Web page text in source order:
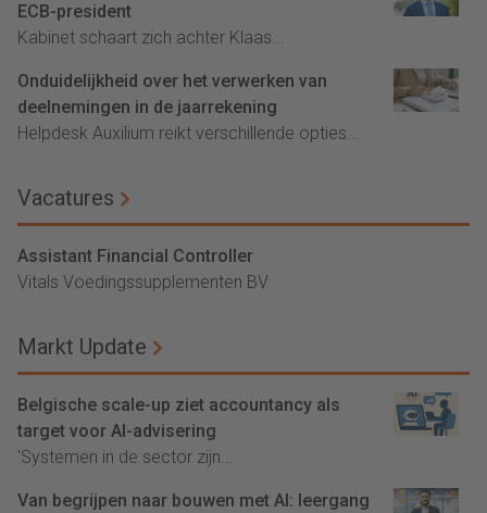
ECB-president
Kabinet schaart zich achter Klaas...
Onduidelijkheid over het verwerken van
deelnemingen in de jaarrekening
Helpdesk Auxilium reikt verschillende opties...
Vacatures
Assistant Financial Controller
Vitals Voedingssupplementen BV
Markt Update
Belgische scale-up ziet accountancy als
target voor AI-advisering
'Systemen in de sector zijn...
Van begrijpen naar bouwen met AI: leergang